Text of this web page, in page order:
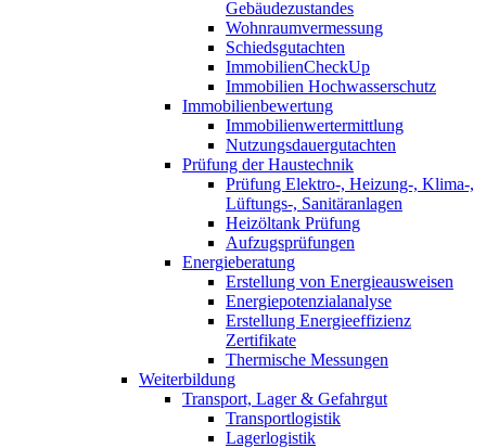
Gebäudezustandes
Wohnraumvermessung
Schiedsgutachten
ImmobilienCheckUp
Immobilien Hochwasserschutz
Immobilienbewertung
Immobilienwertermittlung
Nutzungsdauergutachten
Prüfung der Haustechnik
Prüfung Elektro-, Heizung-, Klima-,
Lüftungs-, Sanitäranlagen
Heizöltank Prüfung
Aufzugsprüfungen
Energieberatung
Erstellung von Energieausweisen
Energiepotenzialanalyse
Erstellung Energieeffizienz
Zertifikate
Thermische Messungen
Weiterbildung
Transport, Lager & Gefahrgut
Transportlogistik
Lagerlogistik